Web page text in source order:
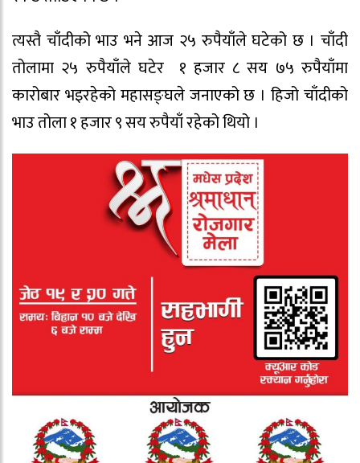
त्यस्तै चाँदीको भाउ भने आज २५ रुपैयाँले घटेको छ । चाँदी
तोलामा २५ रुपैयाँले घटेर १ हजार ८ सय ७५ रुपैयाँमा
कारोबार भइरहेको महासङ्घले जनाएको छ । हिजो चाँदीको
भाउ तोला १ हजार ९ सय रुपैयाँ रहेको थियो ।